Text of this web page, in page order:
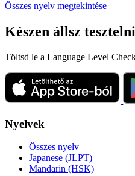
Összes nyelv megtekintése
Készen állsz
Töltsd le a Language Level
Nyelvek
Összes nyelv
Japanese (JLPT)
Mandarin (HSK)